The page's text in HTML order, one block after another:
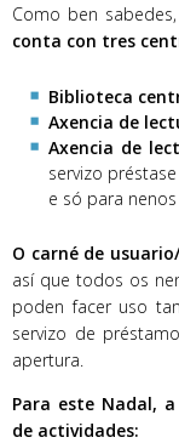
Como ben
conta con tres
Biblioteca
Axencia de
Axencia de
servizo
e só para
O carné de
así que todos os
poden facer uso
servizo de
apertura.
Para este Nadal,
de actividades: